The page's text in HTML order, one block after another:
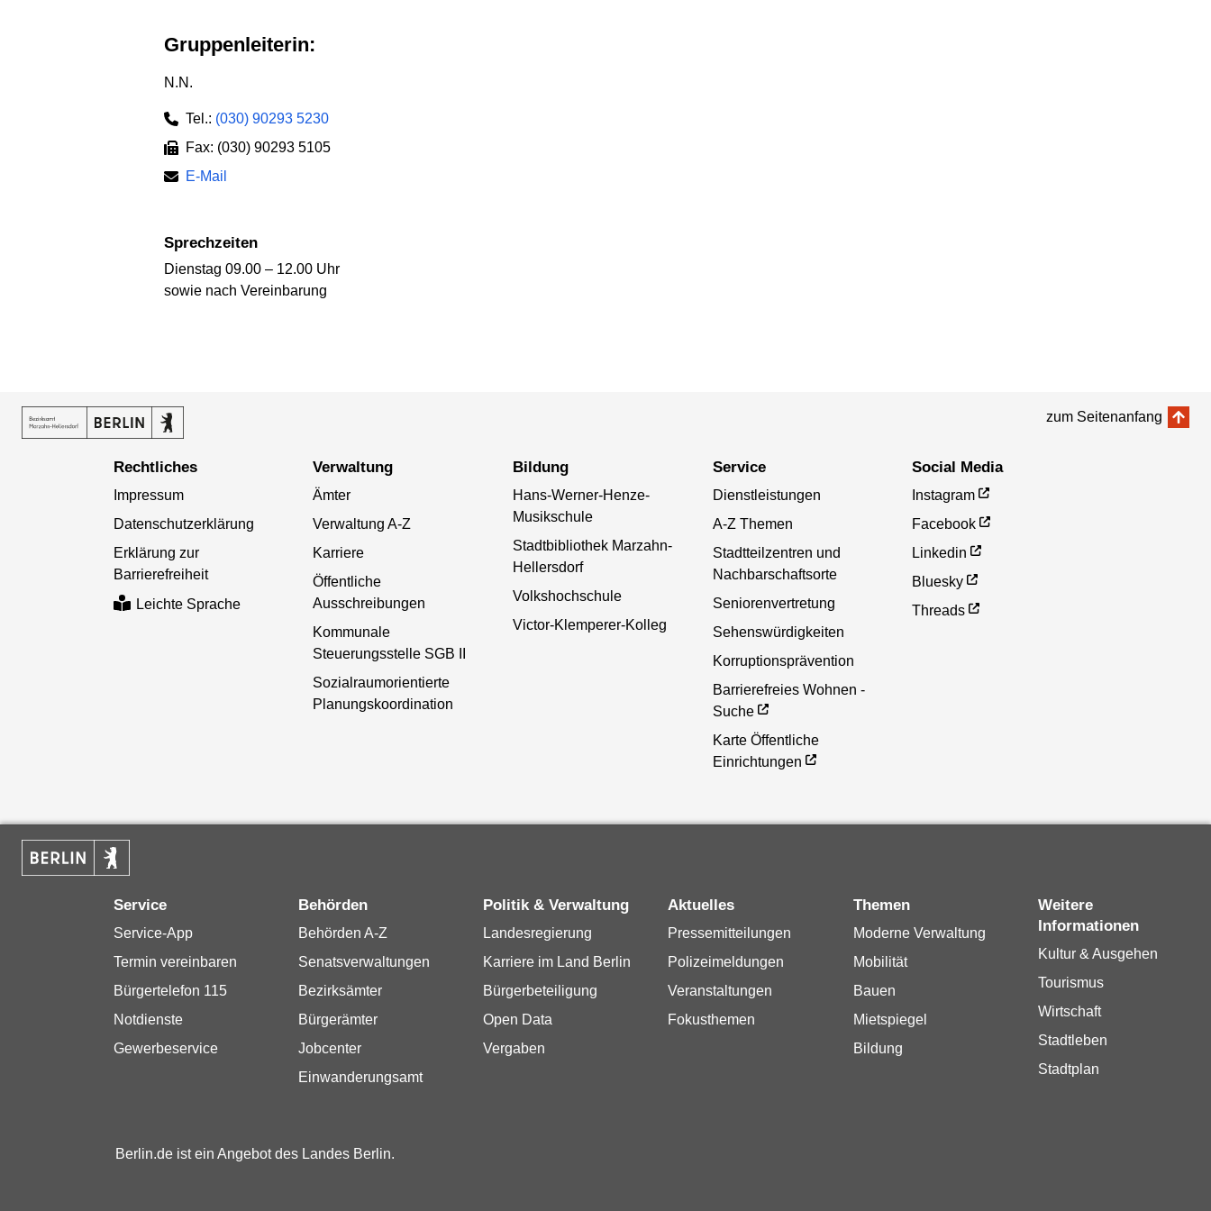
Gruppenleiterin:
N.N.
Tel.: (030) 90293 5230
Fax: (030) 90293 5105
E-Mail
Sprechzeiten
Dienstag 09.00 – 12.00 Uhr
sowie nach Vereinbarung
zum Seitenanfang
Rechtliches
Impressum
Datenschutzerklärung
Erklärung zur
Barrierefreiheit
Leichte Sprache
Verwaltung
Ämter
Verwaltung A-Z
Karriere
Öffentliche
Ausschreibungen
Kommunale
Steuerungsstelle SGB II
Sozialraumorientierte
Planungskoordination
Bildung
Hans-Werner-Henze-
Musikschule
Stadtbibliothek Marzahn-
Hellersdorf
Volkshochschule
Victor-Klemperer-Kolleg
Service
Dienstleistungen
A-Z Themen
Stadtteilzentren und
Nachbarschaftsorte
Seniorenvertretung
Sehenswürdigkeiten
Korruptionsprävention
Barrierefreies Wohnen -
Suche
Karte Öffentliche
Einrichtungen
Social Media
Instagram
Facebook
Linkedin
Bluesky
Threads
Service
Service-App
Termin vereinbaren
Bürgertelefon 115
Notdienste
Gewerbeservice
Behörden
Behörden A-Z
Senatsverwaltungen
Bezirksämter
Bürgerämter
Jobcenter
Einwanderungsamt
Politik & Verwaltung
Landesregierung
Karriere im Land Berlin
Bürgerbeteiligung
Open Data
Vergaben
Aktuelles
Pressemitteilungen
Polizeimeldungen
Veranstaltungen
Fokusthemen
Themen
Moderne Verwaltung
Mobilität
Bauen
Mietspiegel
Bildung
Weitere
Informationen
Kultur & Ausgehen
Tourismus
Wirtschaft
Stadtleben
Stadtplan
Berlin.de ist ein Angebot des Landes Berlin.